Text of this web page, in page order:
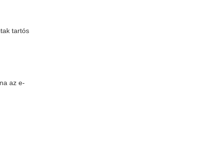
tartós
az e-